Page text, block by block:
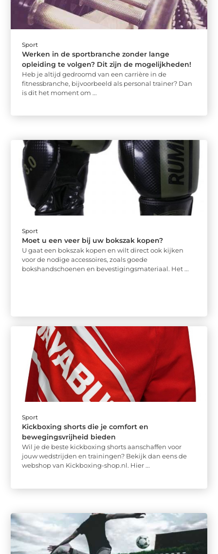
Sport
Werken in de sportbranche zonder lange
opleiding te volgen? Dit zijn de mogelijkheden!
Heb je altijd gedroomd van een carrière in de
fitnessbranche, bijvoorbeeld als personal trainer? Dan
is dit het moment om ...
Sport
Moet u een veer bij uw bokszak kopen?
U gaat een bokszak kopen en wilt direct ook kijken
voor de nodige accessoires, zoals goede
bokshandschoenen en bevestigingsmateriaal. Het ...
Sport
Kickboxing shorts die je comfort en
bewegingsvrijheid bieden
Wil je de beste kickboxing shorts aanschaffen voor
jouw wedstrijden en trainingen? Bekijk dan eens de
webshop van Kickboxing-shop.nl. Hier ...